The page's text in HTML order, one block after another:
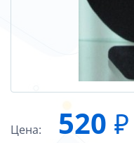
Цена: 520 ₽